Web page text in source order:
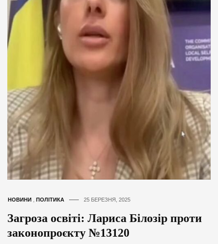
НОВИНИ ПОЛІТИКА 25 БЕРЕЗНЯ, 2025
Загроза освіті: Лариса Білозір проти
законопроєкту №13120